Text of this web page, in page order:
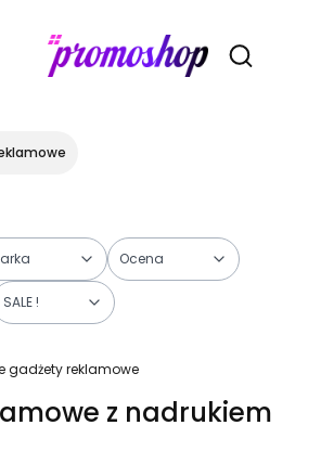
Otwórz
Ocena
SALE !
gadżety reklamowe
z nadrukiem